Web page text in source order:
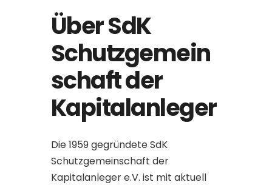
Über SdK
Schutzgemein
schaft der
Kapitalanleger
Die 1959 gegründete SdK
Schutzgemeinschaft der
Kapitalanleger e.V. ist mit aktuell